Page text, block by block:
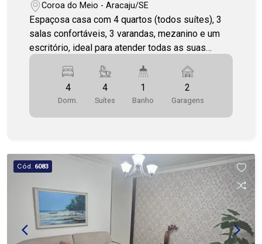
Coroa do Meio - Aracaju/SE
Espaçosa casa com 4 quartos (todos suítes), 3
salas confortáveis, 3 varandas, mezanino e um
escritório, ideal para atender todas as suas
necessidades. O imóvel conta ainda com lavabo,
cozinha prática, quintal amplo, poço artesiano,
área gourmet com churrasqueira e um canil. Um
espaço perfeito para quem busca conforto e
funcionalidade em um único lugar. Entre em
3231-3231 / WhatsApp (79) 9 9809-2358
4
Dorm.
4
Suítes
1
Banho
2
Garagens
Cód. 6083